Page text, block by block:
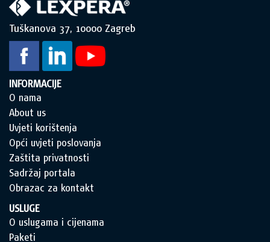
Tuškanova 37, 10000 Zagreb
INFORMACIJE
O nama
About us
Uvjeti korištenja
Opći uvjeti poslovanja
Zaštita privatnosti
Sadržaj portala
Obrazac za kontakt
USLUGE
O uslugama i cijenama
Paketi